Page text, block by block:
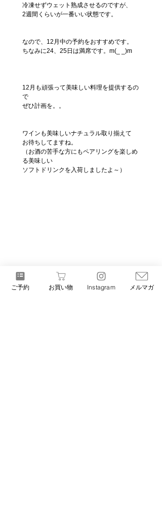
冷凍せずウェット熟成させるのですが、
2週間くらいが一番いい状態です。
なので、12月中の予約をおすすめです。
ちなみに24、25日は満席です。m(_ _)m
12月も頑張って美味しい料理を提供するの
で
ぜひ計画を。。
ワインも美味しいナチュラル取り揃えて
お待ちしてますね。
（お酒の苦手な方にもペアリングを楽しめ
る美味しい
ソフトドリンクを入荷しましたよ～）
それでは！
ご予約 お買い物 Instagram メルマガ